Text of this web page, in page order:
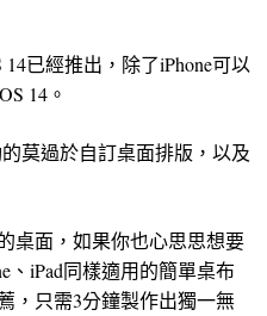
已經推出，除了iPhone可以
14。
莫過於自訂桌面排版，以及
桌面，如果你也心思思想要
、iPad同樣適用的簡單桌布
，只需3分鐘製作出獨一無